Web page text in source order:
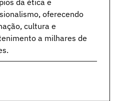
da ética e
oferecendo
cultura e
a milhares de